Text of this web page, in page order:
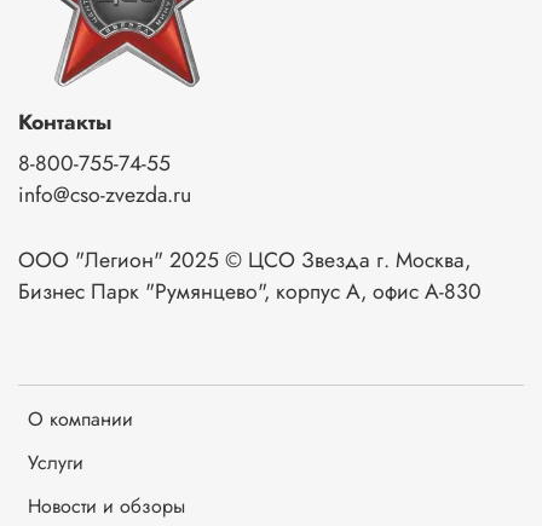
О компании
Услуги
Новости и обзоры
Контакты
8-800-755-74-55
info@cso-zvezda.ru
ООО "Легион" 2025 © ЦСО Звезда г. Москва,
Бизнес Парк "Румянцево", корпус А, офис А-830